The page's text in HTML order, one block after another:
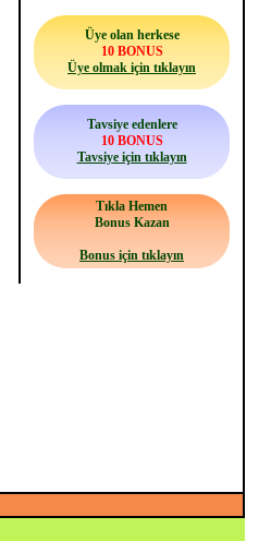
Üye olan herkese
10 BONUS
Üye olmak için tıklayın
Tavsiye edenlere
10 BONUS
Tavsiye için tıklayın
Tıkla Hemen
Bonus Kazan
Bonus için tıklayın